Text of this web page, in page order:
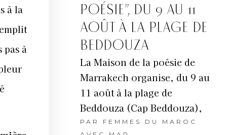
à la
à
POÉSIE”, DU 9 AU 11
AOÛT À LA PLAGE DE
BEDDOUZA
La Maison de la poésie de
Marrakech organise, du 9 au
11 août à la plage de
Beddouza (Cap Beddouza),
PAR FEMMES DU MAROC